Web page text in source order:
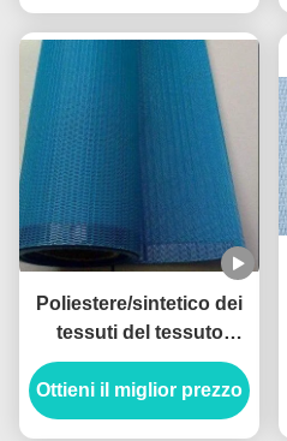
Poliestere/sintetico dei
tessuti del tessuto
filtrante di filtro-pressa
da forma del foro
quadrato
Ottieni il miglior prezzo